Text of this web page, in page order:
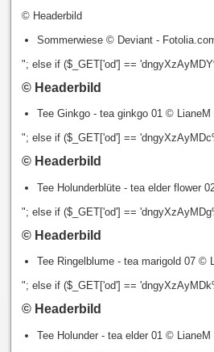
© Headerbild
Sommerwiese © Deviant -
"; else if ($_GET['od'] ==
© Headerbild
Tee Ginkgo - tea ginkgo 01 © LianeM
"; else if ($_GET['od'] ==
© Headerbild
Tee Holunderblüte - tea elder flower
"; else if ($_GET['od'] ==
© Headerbild
Tee Ringelblume - tea marigold 07 ©
"; else if ($_GET['od'] ==
© Headerbild
Tee Holunder - tea elder 01 ©